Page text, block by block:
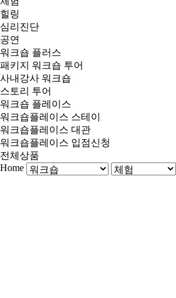
힐링
심리진단
공연
워크숍 플러스
패키지 워크숍 투어
사내강사 워크숍
스토리 투어
워크숍 플레이스
워크숍플레이스 스테이
워크숍플레이스 대관
워크숍플레이스 입점신청
전체상품
Home